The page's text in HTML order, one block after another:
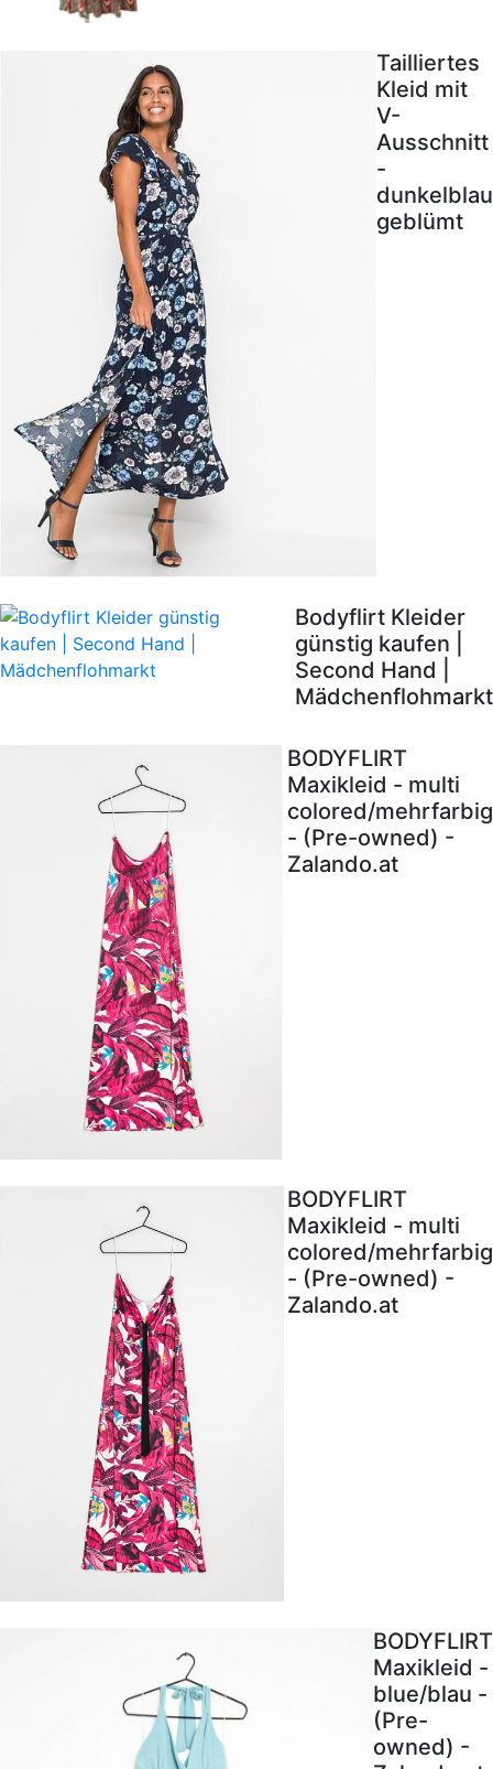
Tailliertes
Kleid mit
V-
Ausschnitt
-
dunkelblau
geblümt
Bodyflirt Kleider
günstig kaufen |
Second Hand |
Mädchenflohmarkt
BODYFLIRT
Maxikleid - multi
colored/mehrfarbig
- (Pre-owned) -
Zalando.at
BODYFLIRT
Maxikleid - multi
colored/mehrfarbig
- (Pre-owned) -
Zalando.at
BODYFLIRT
Maxikleid -
blue/blau -
(Pre-
owned) -